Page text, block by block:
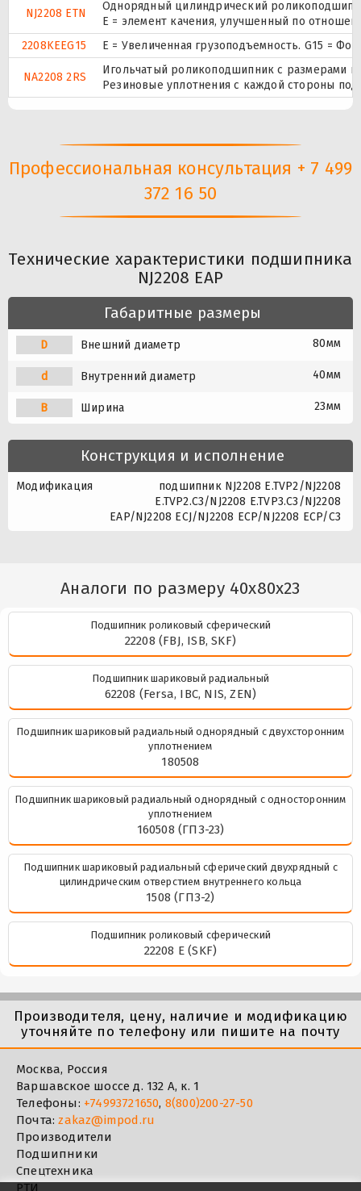
NJ2208 ETN
Однорядный цилиндрический
E = элемент качения, улучшенный по
2208KEEG15
E = Увеличенная грузоподъемность. G15 =
NA2208 2RS
Игольчатый роликоподшипник с размерами
Резиновые уплотнения с каждой стороны
Профессиональная консультация + 7 499
372 16 50
Технические характеристики подшипника
NJ2208 EAP
Габаритные размеры
D Внешний диаметр 80мм
d Внутренний диаметр 40мм
B Ширина 23мм
Конструкция и исполнение
Модификация
подшипник NJ2208 E.TVP2/NJ2208
E.TVP2.C3/NJ2208 E.TVP3.C3/NJ2208
EAP/NJ2208 ECJ/NJ2208 ECP/NJ2208 ECP/C3
Аналоги по размеру 40x80x23
Подшипник роликовый сферический
22208 (FBJ, ISB, SKF)
Подшипник шариковый радиальный
62208 (Fersa, IBC, NIS, ZEN)
Подшипник шариковый радиальный однорядный с двухсторонним
уплотнением
180508
Подшипник шариковый радиальный однорядный с односторонним
уплотнением
160508 (ГПЗ-23)
Подшипник шариковый радиальный сферический двухрядный с
цилиндрическим отверстием внутреннего кольца
1508 (ГПЗ-2)
Подшипник роликовый сферический
22208 E (SKF)
Производителя, цену, наличие и модификацию
уточняйте по телефону или пишите на почту
Москва, Россия
Варшавское шоссе д. 132 А, к. 1
Телефоны: +74993721650, 8(800)200-27-50
Почта:zakaz@impod.ru
Производители
Подшипники
Спецтехника
РТИ